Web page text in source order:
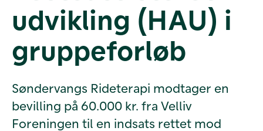
udvikling (HAU) i
gruppeforløb
Søndervangs Rideterapi modtager en
bevilling på 60.000 kr. fra Velliv
Foreningen til en indsats rettet mod